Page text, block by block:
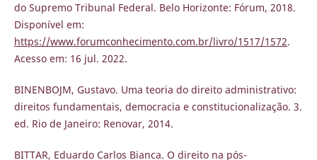
do Supremo Tribunal Federal. Belo Horizonte: Fórum, 2018.
Disponível em:
https://www.forumconhecimento.com.br/livro/1517/1572.
Acesso em: 16 jul. 2022.
BINENBOJM, Gustavo. Uma teoria do direito administrativo:
direitos fundamentais, democracia e constitucionalização. 3.
ed. Rio de Janeiro: Renovar, 2014.
BITTAR, Eduardo Carlos Bianca. O direito na pós-